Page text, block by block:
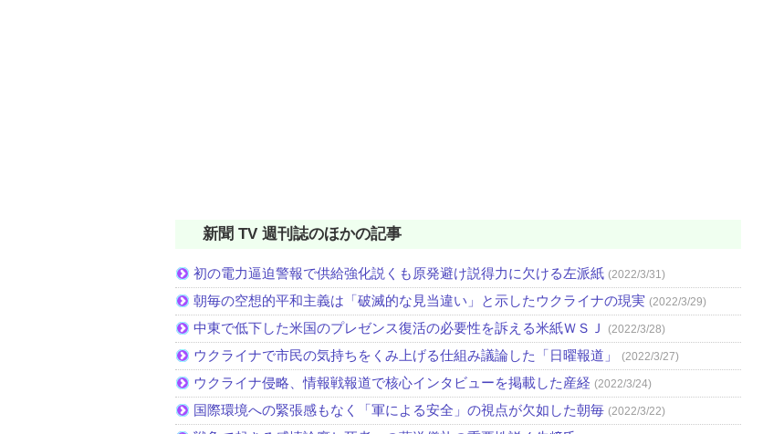
新聞 TV 週刊誌のほかの記事
初の電力逼迫警報で供給強化説くも原発避け説得力に欠ける左派紙 (2022/3/31)
朝毎の空想的平和主義は「破滅的な見当違い」と示したウクライナの現実 (2022/3/29)
中東で低下した米国のプレゼンス復活の必要性を訴える米紙ＷＳＪ (2022/3/28)
ウクライナで市民の気持ちをくみ上げる仕組み議論した「日曜報道」 (2022/3/27)
ウクライナ侵略、情報戦報道で核心インタビューを掲載した産経 (2022/3/24)
国際環境への緊張感もなく「軍による安全」の視点が欠如した朝毎 (2022/3/22)